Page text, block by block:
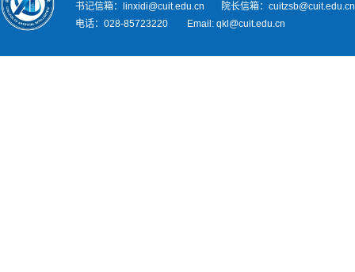
书记信箱：linxidi@cuit.edu.cn 院长信箱：cuitzsb@cuit.edu.cn
电话：028-85723220 Email: qkl@cuit.edu.cn